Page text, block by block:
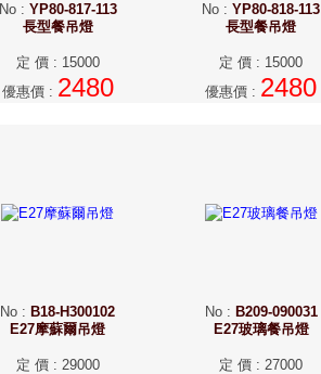
No: YP80-817-113
長型餐吊燈
定 價: 15000
優惠價: 2480
No : YP80-818-113
長型餐吊燈
定 價 : 15000
優惠價 : 2480
No : B18-H300102
E27摩蘇爾吊燈
定 價: 29000
No: B209-090031
E27玻璃餐吊燈
定 價 : 27000